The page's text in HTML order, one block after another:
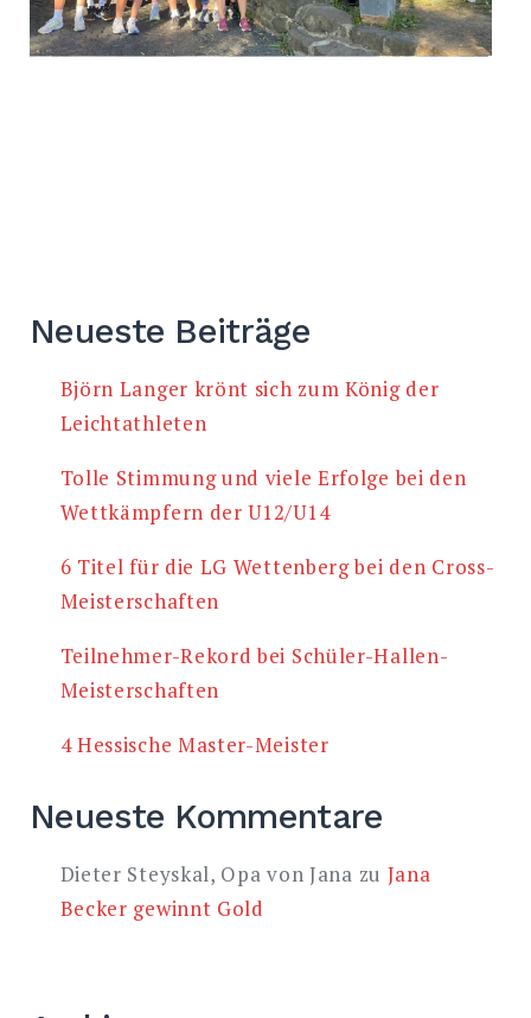
Neueste Beiträge
Björn Langer krönt sich zum König der
Leichtathleten
Tolle Stimmung und viele Erfolge bei den
Wettkämpfern der U12/U14
6 Titel für die LG Wettenberg bei den Cross-
Meisterschaften
Teilnehmer-Rekord bei Schüler-Hallen-
Meisterschaften
4 Hessische Master-Meister
Neueste Kommentare
Dieter Steyskal, Opa von Jana zu Jana
Becker gewinnt Gold